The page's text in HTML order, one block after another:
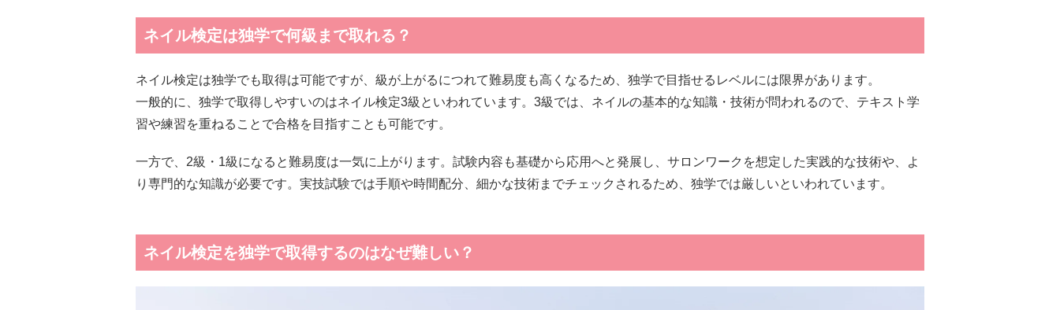
ネイル検定は独学で何級まで取れる？
ネイル検定は独学でも取得は可能ですが、級が上がるにつれて難易度も高くなるため、独学で目指せるレベルには限界があります。
一般的に、独学で取得しやすいのはネイル検定3級といわれています。3級では、ネイルの基本的な知識・技術が問われるので、テキスト学
習や練習を重ねることで合格を目指すことも可能です。
一方で、2級・1級になると難易度は一気に上がります。試験内容も基礎から応用へと発展し、サロンワークを想定した実践的な技術や、よ
り専門的な知識が必要です。実技試験では手順や時間配分、細かな技術までチェックされるため、独学では厳しいといわれています。
ネイル検定を独学で取得するのはなぜ難しい？